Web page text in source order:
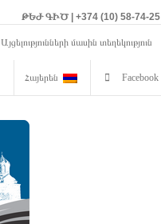
ԹԵԺ ԳԻԾ | +374 (10) 58-74-25
Այցելությունների մասին տեղեկություն
Հայերեն Facebook